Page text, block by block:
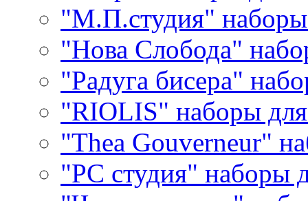
"М.П.студия"
"Нова Слобода"
"Радуга бисера"
"RIOLIS" наборы
"Thea Gouverneur"
"РС студия" наборы